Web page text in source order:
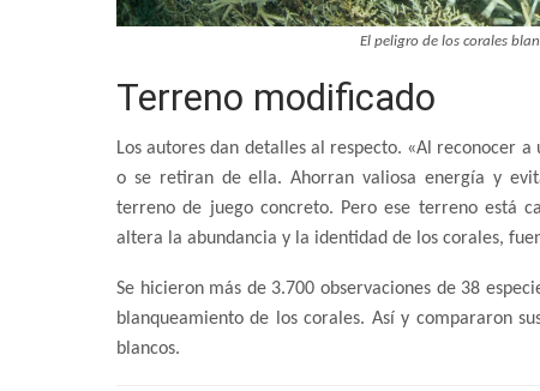
El peligro de los corales
Terreno modificado
Los autores dan detalles al respecto. «Al reconocer
o se retiran de ella. Ahorran valiosa energía y
terreno de juego concreto. Pero ese terreno está
altera la abundancia y la identidad de los corales,
Se hicieron más de 3.700 observaciones de 38
blanqueamiento de los corales. Así y compararon
blancos.